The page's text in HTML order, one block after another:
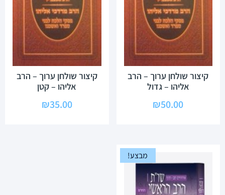
קיצור שולחן ערוך – הרב
אליהו – גדול
₪50.00
קיצור שולחן ערוך – הרב
אליהו – קטן
₪35.00
מבצע!